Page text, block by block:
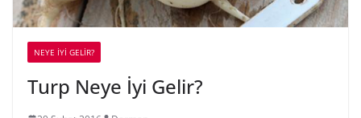
NEYE İYİ GELİR?
Turp Neye İyi Gelir?